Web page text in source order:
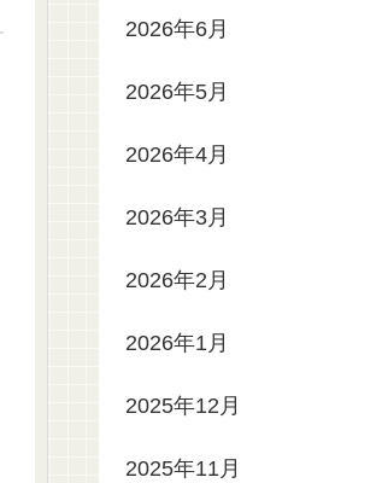
2026年6月
2026年5月
2026年4月
2026年3月
2026年2月
2026年1月
2025年12月
2025年11月